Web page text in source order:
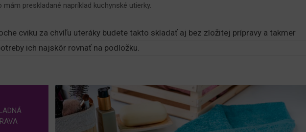
mám preskladané napríklad kuchynské utierky.
cviku za chvíľu uteráky budete takto skladať aj bez zložitej prípravy a takmer
ich najskôr rovnať na podložku.